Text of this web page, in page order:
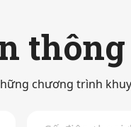
chương trình